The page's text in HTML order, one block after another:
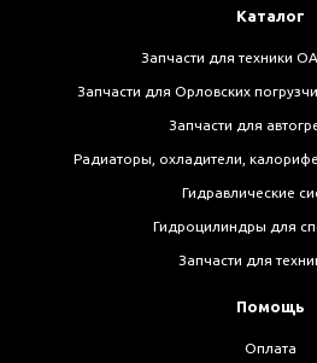
Каталог
Запчасти для техники
Запчасти для Орловских
Запчасти для
Радиаторы, охладители,
Гидравлические
Гидроцилиндры для
Запчасти для
Помощь
Оплата